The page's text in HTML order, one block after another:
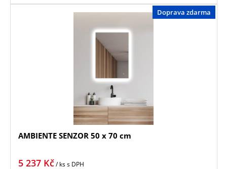
Doprava zdarma
AMBIENTE SENZOR 50 x 70 cm
5 237 Kč/ kss DPH